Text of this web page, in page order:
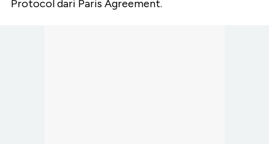
Protocol dari Paris Agreement.